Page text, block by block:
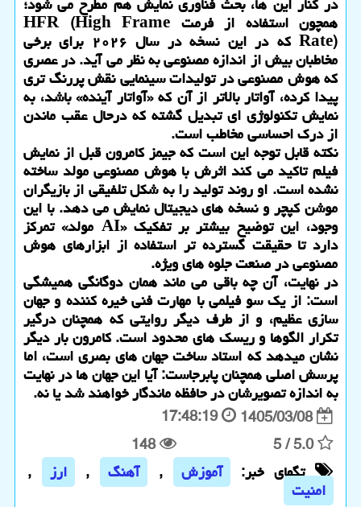
همچون استفاده از فرمت HFR (High Frame
Rate) که در این نسخه در سال ۲۰۲۶ برای برخی
مخاطبان بیش از اندازه مصنوعی به نظر می آید. در عصری
که هوش مصنوعی در تولیدات سینمایی نقش پررنگ تری
پیدا کرده، آواتار بالاتر از آن که «آواتار آینده» باشد، به
نمایش تکنولوژی ای تبدیل گشته که درحال عقب ماندن
از درک احساسی مخاطب است.
نکته قابل توجه این است که جیمز کامرون قبل از نمایش
فیلم تاکید می کند اثرش با هوش مصنوعی مولد ساخته
نشده است. او روند تولید را به شکل تلفیقی از بازیگران
موشن کپچر و نسخه های دیجیتال نمایش می دهد. با این
وجود، این توضیح بیشتر بر تفکیک «AI مولد» تمرکز
دارد تا حقیقت گسترده تر استفاده از ابزارهای هوش
مصنوعی در صنعت جلوه های ویژه.
در نهایت، آن چه باقی می ماند همان دوگانگی همیشگی
است: از یک سو فیلمی با مهارت فنی خیره کننده و جهان
سازی عظیم، و از طرف دیگر روایتی که همچنان درگیر
تکرار الگوها و ریسک های محدود است. کامرون بار دیگر
نشان میدهد که استاد ساخت جهان های بصری است، اما
پرسش اصلی همچنان پابرجاست: آیا این جهان ها در نهایت
به اندازه تصویرشان در حافظه ماندگار خواهند شد یا نه.
1405/03/08
17:48:19
5.0
/
5
148
تگهای خبر:
آموزش , آهنگ , ارز ,
امنیت